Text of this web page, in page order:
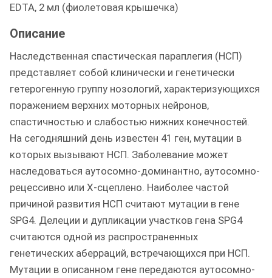
EDTA, 2 мл (фиолетовая крышечка)
Описание
Наследственная спастическая параплегия (НСП)
представляет собой клинически и генетически
гетерогенную группу нозологий, характеризующихся
поражением верхних моторных нейронов,
спастичностью и слабостью нижних конечностей.
На сегодняшний день известен 41 ген, мутации в
которых вызывают НСП. Заболевание может
наследоваться аутосомно-доминантно, аутосомно-
рецессивно или Х-сцеплено. Наиболее частой
причиной развития НСП считают мутации в гене
SPG4. Делеции и дупликации участков гена SPG4
считаются одной из распространенных
генетических аберраций, встречающихся при НСП.
Мутации в описанном гене передаются аутосомно-